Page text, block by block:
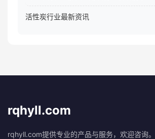
活性炭行业最新资讯
rqhyll.com
rqhyll.com提供专业的产品与服务，欢迎咨询。